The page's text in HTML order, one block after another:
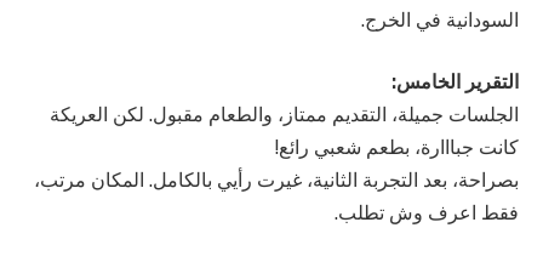
السودانية في الخرج.
التقرير الخامس:
الجلسات جميلة، التقديم ممتاز، والطعام مقبول. لكن العريكة
كانت جبااارة، بطعم شعبي رائع!
بصراحة، بعد التجربة الثانية، غيرت رأيي بالكامل. المكان مرتب،
فقط اعرف وش تطلب.